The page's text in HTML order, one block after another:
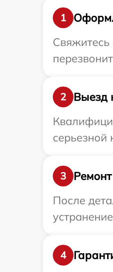
1
Свяжитесь
2
Выезд
серьезной
3
После
4